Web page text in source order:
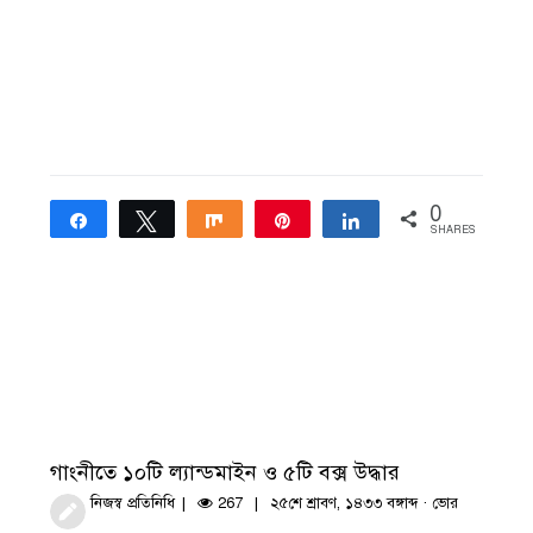
Share Tweet Share Share 0
SHARES
গাংনীতে ১০টি ল্যান্ডমাইন ও ৫টি বক্স উদ্ধার
নিজস্ব প্রতিনিধি 267 ২৫শে শ্রাবণ, ১৪৩৩ বঙ্গাব্দ · ভোর